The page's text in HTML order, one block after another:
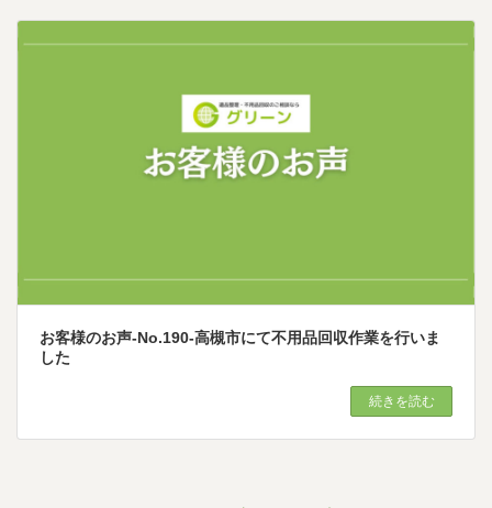
お客様のお声-No.190-高槻市にて不用品回収作業を行いま
した
続きを読む